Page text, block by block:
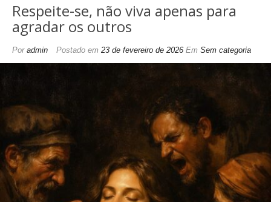
Respeite-se, não viva apenas para
agradar os outros
Por admin Postado em 23 de fevereiro de 2026 Em Sem categoria